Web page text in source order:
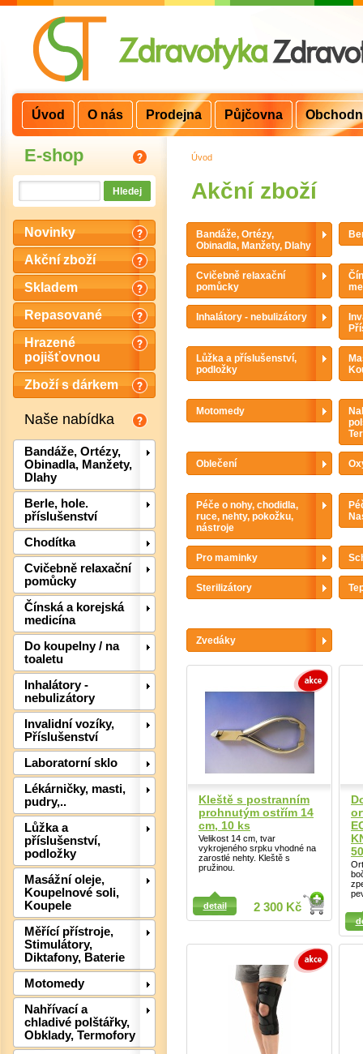
E-shop
Novinky
Akční zboží
Skladem
Repasované
Hrazené
pojišťovnou
Zboží s dárkem
Naše nabídka
Bandáže, Ortézy,
Obinadla, Manžety,
Dlahy
Berle, hole.
příslušenství
Chodítka
Cvičebně relaxační
pomůcky
Čínská a korejská
medicína
Do koupelny / na
toaletu
Inhalátory -
nebulizátory
Invalidní vozíky,
Příslušenství
Laboratorní sklo
Lékárničky, masti,
pudry,..
Lůžka a
příslušenství,
podložky
Masážní oleje,
Koupelnové soli,
Koupele
Měřící přístroje,
Stimulátory,
Diktafony, Baterie
Motomedy
Nahřívací a
chladivé polštářky,
Obklady, Termofory
Úvod
Akční zboží
Bandáže, Ortézy,
Obinadla, Manžety, Dlahy
Cvičebně relaxační
pomůcky
Inhalátory - nebulizátory
Lůžka a příslušenství,
podložky
Motomedy
Oblečení
Péče o nohy, chodidla,
ruce, nehty, pokožku,
nástroje
Pro maminky
Sterilizátory
Zvedáky
Kleště s postranním
prohnutým ostřím 14
cm, 10 ks
Velikost 14 cm, tvar
vykrojeného srpku vhodné na
zarostlé nehty. Kleště s
pružinou.
2 300 Kč
detail
Detail
Detail
Úvod O nás Prodejna Půjčovna